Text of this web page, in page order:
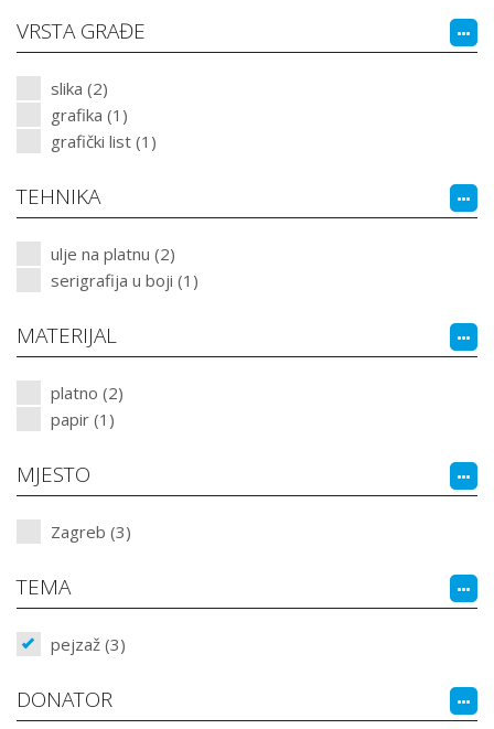
VRSTA GRAĐE
slika (2)
grafika (1)
grafički list (1)
TEHNIKA
ulje na platnu (2)
serigrafija u boji (1)
MATERIJAL
platno (2)
papir (1)
MJESTO
Zagreb (3)
TEMA
pejzaž (3)
DONATOR